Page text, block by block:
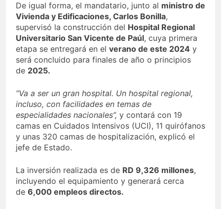
De igual forma, el mandatario, junto al ministro de
Vivienda y Edificaciones, Carlos Bonilla,
supervisó la construcción del Hospital Regional
Universitario San Vicente de Paúl, cuya primera
etapa se entregará en el verano de este 2024 y
será concluido para finales de año o principios
de 2025.
“Va a ser un gran hospital. Un hospital regional,
incluso, con facilidades en temas de
especialidades nacionales”, y contará con 19
camas en Cuidados Intensivos (UCI), 11 quirófanos
y unas 320 camas de hospitalización, explicó el
jefe de Estado.
La inversión realizada es de RD 9,326 millones,
incluyendo el equipamiento y generará cerca
de 6,000 empleos directos.